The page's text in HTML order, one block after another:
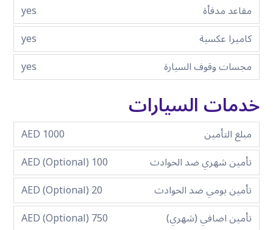
مقاعد مدفأة
yes
كاميرا عكسية
yes
مجسات وقوف السيارة
yes
خدمات السيارات
مبلغ التأمين
1000 AED
تأمين شهري ضد الحوادث
100 AED (Optional)
تأمين يومي ضد الحوادث
20 AED (Optional)
تأمين اضافي (شهري)
750 AED (Optional)